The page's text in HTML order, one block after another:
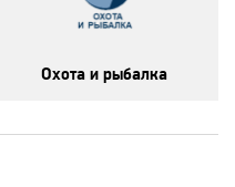
Охота и рыбалка